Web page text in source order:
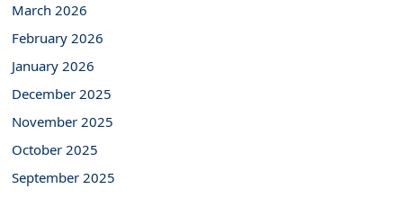
March 2026
February 2026
January 2026
December 2025
November 2025
October 2025
September 2025